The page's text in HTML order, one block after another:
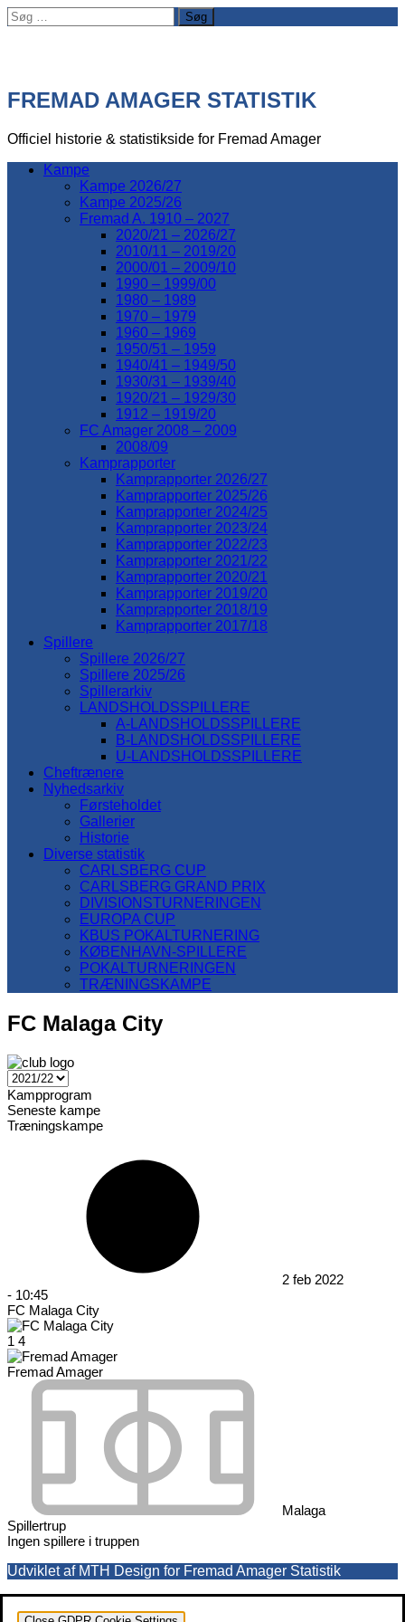
Søg
efter:
FREMAD AMAGER STATISTIK
Officiel historie & statistikside for Fremad Amager
Kampe
Kampe 2026/27
Kampe 2025/26
Fremad A. 1910 – 2027
2020/21 – 2026/27
2010/11 – 2019/20
2000/01 – 2009/10
1990 – 1999/00
1980 – 1989
1970 – 1979
1960 – 1969
1950/51 – 1959
1940/41 – 1949/50
1930/31 – 1939/40
1920/21 – 1929/30
1912 – 1919/20
FC Amager 2008 – 2009
2008/09
Kamprapporter
Kamprapporter 2026/27
Kamprapporter 2025/26
Kamprapporter 2024/25
Kamprapporter 2023/24
Kamprapporter 2022/23
Kamprapporter 2021/22
Kamprapporter 2020/21
Kamprapporter 2019/20
Kamprapporter 2018/19
Kamprapporter 2017/18
Spillere
Spillere 2026/27
Spillere 2025/26
Spillerarkiv
LANDSHOLDSSPILLERE
A-LANDSHOLDSSPILLERE
B-LANDSHOLDSSPILLERE
U-LANDSHOLDSSPILLERE
Cheftrænere
Nyhedsarkiv
Førsteholdet
Gallerier
Historie
Diverse statistik
CARLSBERG CUP
CARLSBERG GRAND PRIX
DIVISIONSTURNERINGEN
EUROPA CUP
KBUS POKALTURNERING
KØBENHAVN-SPILLERE
POKALTURNERINGEN
TRÆNINGSKAMPE
FC Malaga City
Kampprogram
Seneste kampe
Træningskampe
2 feb 2022
- 10:45
FC Malaga City
1 4
Fremad Amager
Malaga
Spillertrup
Ingen spillere i truppen
Udviklet af MTH Design for Fremad Amager Statistik